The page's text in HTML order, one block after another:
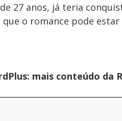
27 anos, já teria
o romance pode
mais conteúdo da